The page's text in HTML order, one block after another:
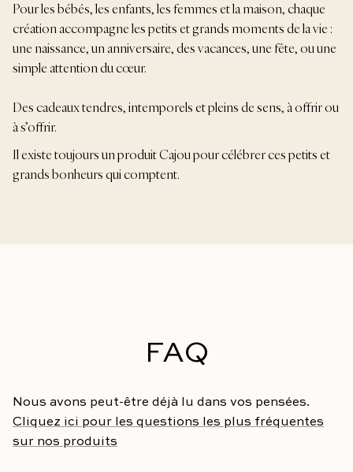
Pour les bébés, les enfants, les femmes et la maison, chaque
création accompagne les petits et grands moments de la vie :
une naissance, un anniversaire, des vacances, une fête, ou une
simple attention du cœur.
Des cadeaux tendres, intemporels et pleins de sens, à offrir ou
à s’offrir.
Il existe toujours un produit Cajou pour célébrer ces petits et
grands bonheurs qui comptent.
FAQ
Nous avons peut-être déjà lu dans vos pensées.
Cliquez ici pour les questions les plus fréquentes
sur nos produits